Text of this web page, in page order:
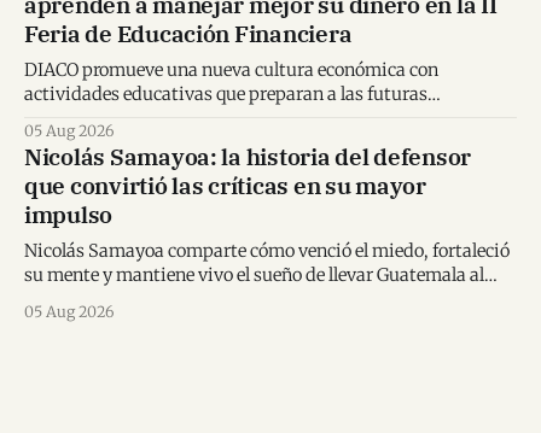
Feria de Educación Financiera
DIACO promueve una nueva cultura económica con
actividades educativas que preparan a las futuras
05 Aug 2026
Nicolás Samayoa: la historia del defensor
que convirtió las críticas en su mayor
impulso
Nicolás Samayoa comparte cómo venció el miedo, fortaleció
su mente y mantiene vivo el sueño de llevar Guatemala al
05 Aug 2026